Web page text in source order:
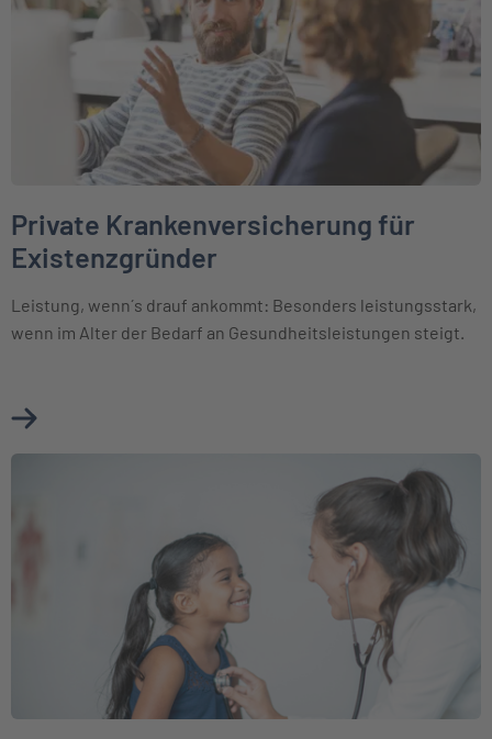
Private Krankenversicherung für
Existenzgründer
Leistung, wenn´s drauf ankommt: Besonders leistungsstark,
wenn im Alter der Bedarf an Gesundheitsleistungen steigt.
Mehr über Private Krankenversicherung für